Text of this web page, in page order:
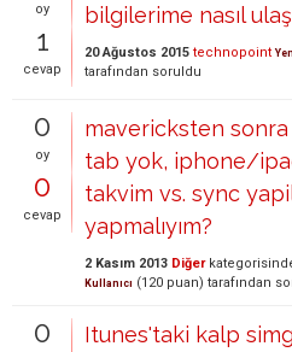
oy
1
cevap
bilgilerime nasıl
20 Ağustos 2015 technopoint
tarafından soruldu
0
oy
0
cevap
mavericksten
tab yok, iphone/
takvim vs. sync
yapmalıyım?
2 Kasım 2013 Diğer
Kullanıcı (120 puan) tarafından
0
Itunes'taki kalp